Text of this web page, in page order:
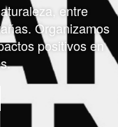
entre
Organizamos
positivos en